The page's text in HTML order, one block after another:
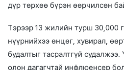
дүр төрхөө бүрэн өөрчилсөн
Тэрээр 13 жилийн турш 30,000
нүүрнийхээ өнцөг, хувирал,
будалтыг тасралтгүй
олон дагагчтай инфлюенсер